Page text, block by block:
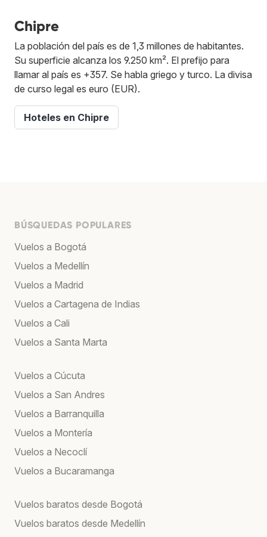
Chipre
La población del país es de 1,3 millones de habitantes.
Su superficie alcanza los 9.250 km². El prefijo para
llamar al país es +357. Se habla griego y turco. La divisa
de curso legal es euro (EUR).
Hoteles en Chipre
BÚSQUEDAS POPULARES
Vuelos a Bogotá
Vuelos a Medellín
Vuelos a Madrid
Vuelos a Cartagena de Indias
Vuelos a Cali
Vuelos a Santa Marta
Vuelos a Cúcuta
Vuelos a San Andres
Vuelos a Barranquilla
Vuelos a Montería
Vuelos a Necoclí
Vuelos a Bucaramanga
Vuelos baratos desde Bogotá
Vuelos baratos desde Medellín